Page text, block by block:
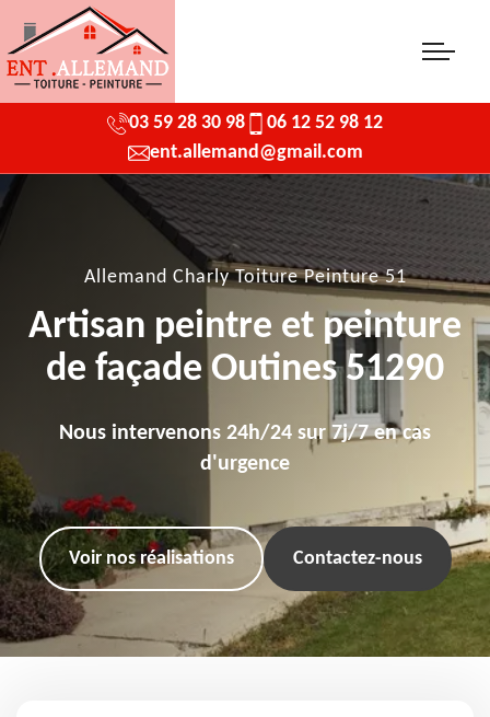
03 59 28 30 98
06 12 52 98 12
ent.allemand@gmail.com
Allemand Charly Toiture Peinture 51
Artisan peintre et peinture
de façade Outines 51290
Nous intervenons 24h/24 sur 7j/7 en cas
d'urgence
Voir nos réalisations Contactez-nous